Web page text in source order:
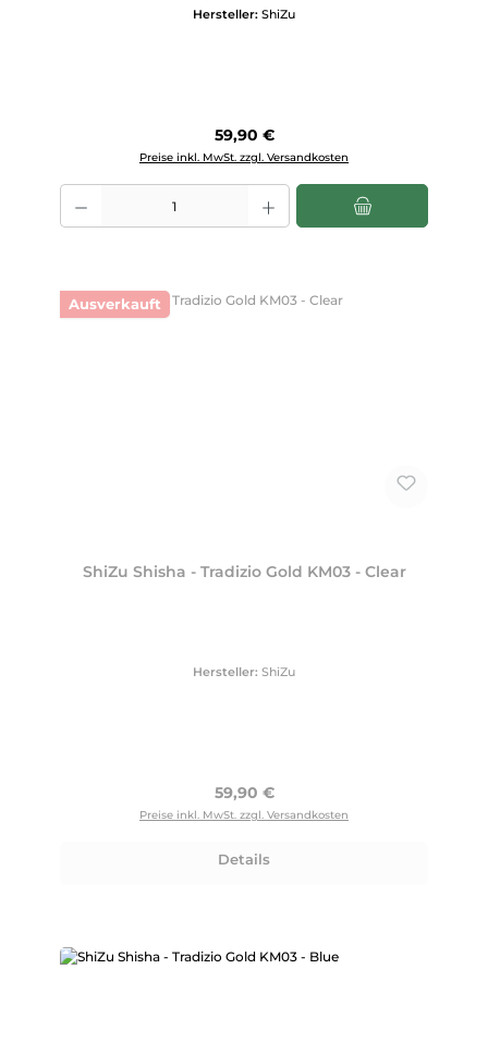
Hersteller: ShiZu
Regulärer Preis:
59,90 €
Preise inkl. MwSt. zzgl. Versandkosten
Produkt Anzahl: Gib den gewünschten Wert ein oder benutze die
Ausverkauft
ShiZu Shisha - Tradizio Gold KM03 - Clear
Hersteller: ShiZu
Regulärer Preis:
59,90 €
Preise inkl. MwSt. zzgl. Versandkosten
Details